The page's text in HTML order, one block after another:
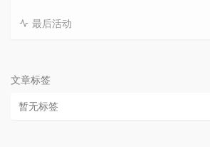
最后活动
文章标签
暂无标签